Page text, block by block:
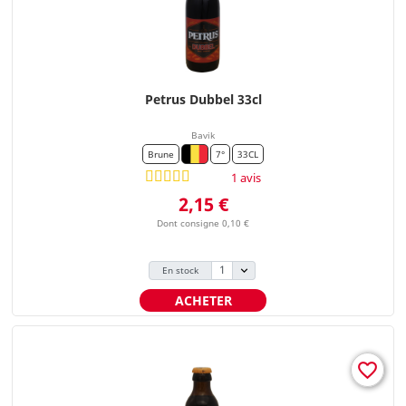
Petrus Dubbel 33cl
Bavik
Brune
7° 33CL
1 avis
Prix
2,15 €
Dont consigne 0,10 €
En stock
ACHETER
favorite_border